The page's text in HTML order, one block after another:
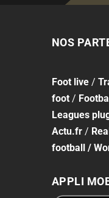
NOS
Footlive/
foot/
Leagues
Actu.fr/
football/
APPLI